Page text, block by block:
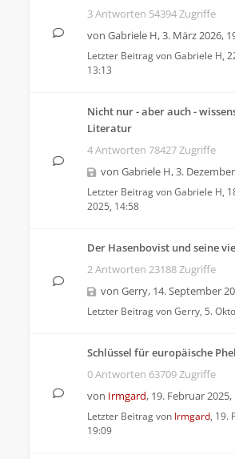
3 Antworten 54394 Zugriffe
von Gabriele H,3. März 2026,
Letzter Beitrag vonGabriele H,
13:13
Nicht nur - aber auch -
Literatur
4 Antworten 78427 Zugriffe
von Gabriele H,3.
Letzter Beitrag vonGabriele H,
2025, 14:58
Der Hasenbovist und seine
2 Antworten 23188 Zugriffe
von Gerry, 14. September
Letzter Beitrag vonGerry, 5.
Schlüssel für europäische
0 Antworten 63709 Zugriffe
von Irmgard, 19. Februar 2025,
Letzter Beitrag von Irmgard, 19.
19:09